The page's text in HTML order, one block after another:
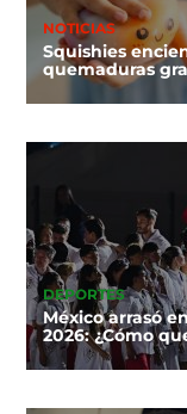
NOTICIAS
Squishies
quemaduras
DEPORTES
México arrasó
2026: ¿Cómo